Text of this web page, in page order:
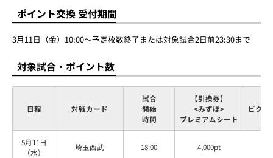
ポイント交換 受付期間
3月11日（金）10:00～予定枚数終了または対象試合2日前23:30まで
対象試合・ポイント数
日程 対戦カード
試合
開始
時間
【引換券】
<みずほ>
プレミアムシート
ビクト
5月11日
（水）
埼玉西武 18:00 4,000pt